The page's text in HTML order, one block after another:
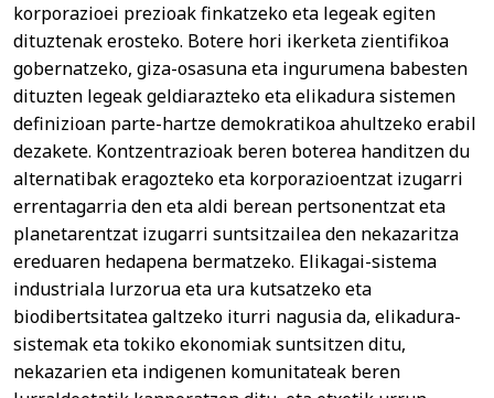
korporazioei prezioak finkatzeko eta legeak egiten
dituztenak erosteko. Botere hori ikerketa zientifikoa
gobernatzeko, giza-osasuna eta ingurumena babesten
dituzten legeak geldiarazteko eta elikadura sistemen
definizioan parte-hartze demokratikoa ahultzeko erabil
dezakete. Kontzentrazioak beren boterea handitzen du
alternatibak eragozteko eta korporazioentzat izugarri
errentagarria den eta aldi berean pertsonentzat eta
planetarentzat izugarri suntsitzailea den nekazaritza
ereduaren hedapena bermatzeko. Elikagai-sistema
industriala lurzorua eta ura kutsatzeko eta
biodibertsitatea galtzeko iturri nagusia da, elikadura-
sistemak eta tokiko ekonomiak suntsitzen ditu,
nekazarien eta indigenen komunitateak beren